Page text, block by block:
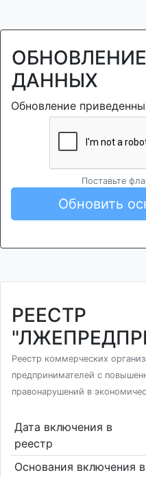
ДАННЫХ
Обновление
Поставьте
Обновить
РЕЕСТР
Реестр коммерческих
предпринимателей с
правонарушений в
Дата включения в
реестр
Основания включения в